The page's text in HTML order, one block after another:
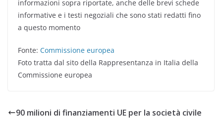
informazioni sopra riportate, anche delle brevi schede
informative e i testi negoziali che sono stati redatti fino
a questo momento
Fonte: Commissione europea
Foto tratta dal sito della Rappresentanza in Italia della
Commissione europea
90 milioni di finanziamenti UE per la società civile